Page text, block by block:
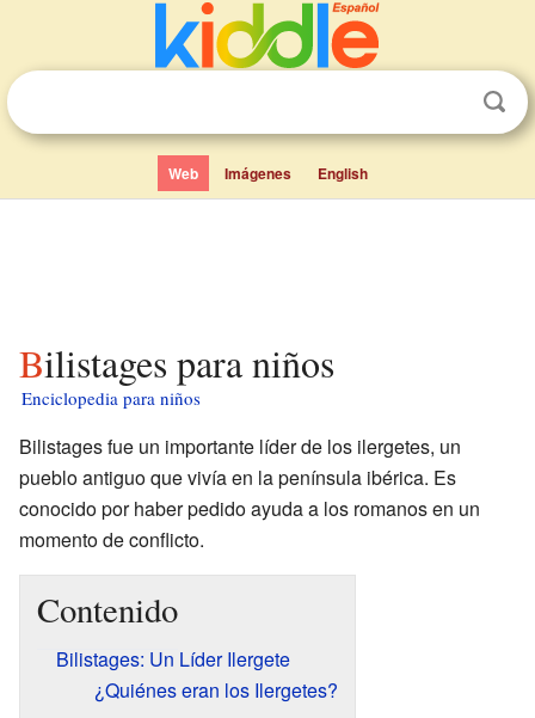
Web Imágenes English
Bilistages para niños
Enciclopedia para niños
Bilistages fue un importante líder de los ilergetes, un
pueblo antiguo que vivía en la península ibérica. Es
conocido por haber pedido ayuda a los romanos en un
momento de conflicto.
Contenido
Bilistages: Un Líder Ilergete
¿Quiénes eran los Ilergetes?